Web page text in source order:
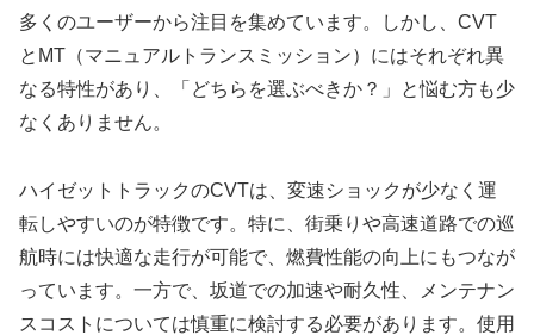
多くのユーザーから注目を集めています。しかし、CVT
とMT（マニュアルトランスミッション）にはそれぞれ異
なる特性があり、「どちらを選ぶべきか？」と悩む方も少
なくありません。
ハイゼットトラックのCVTは、変速ショックが少なく運
転しやすいのが特徴です。特に、街乗りや高速道路での巡
航時には快適な走行が可能で、燃費性能の向上にもつなが
っています。一方で、坂道での加速や耐久性、メンテナン
スコストについては慎重に検討する必要があります。使用